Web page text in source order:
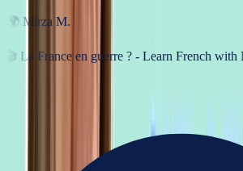
🌍 Mirza M.
🎬 La France en guerre ? - Learn French with